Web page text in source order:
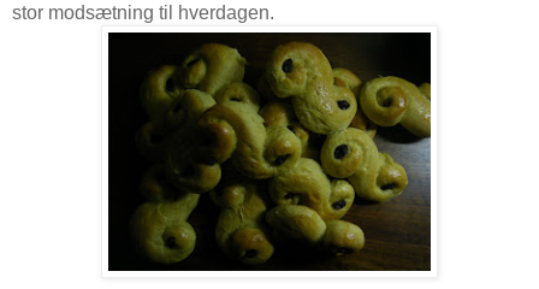
stor modsætning til hverdagen.